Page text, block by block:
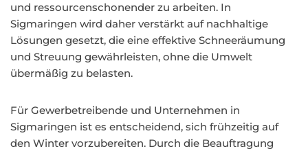
und ressourcenschonender zu arbeiten. In
Sigmaringen wird daher verstärkt auf nachhaltige
Lösungen gesetzt, die eine effektive Schneeräumung
und Streuung gewährleisten, ohne die Umwelt
übermäßig zu belasten.
Für Gewerbetreibende und Unternehmen in
Sigmaringen ist es entscheidend, sich frühzeitig auf
den Winter vorzubereiten. Durch die Beauftragung